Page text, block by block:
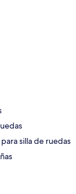
silla de ruedas